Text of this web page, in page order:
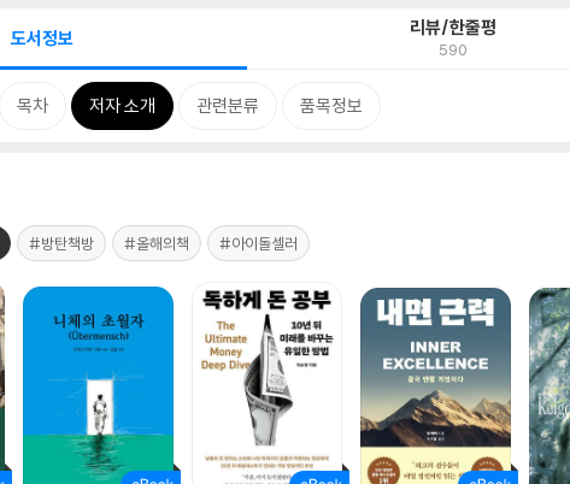
도서정보 리뷰/한줄평
590
목차 저자 소개 관련분류 품목정보
#방탄책방 #올해의책 #아이돌셀러